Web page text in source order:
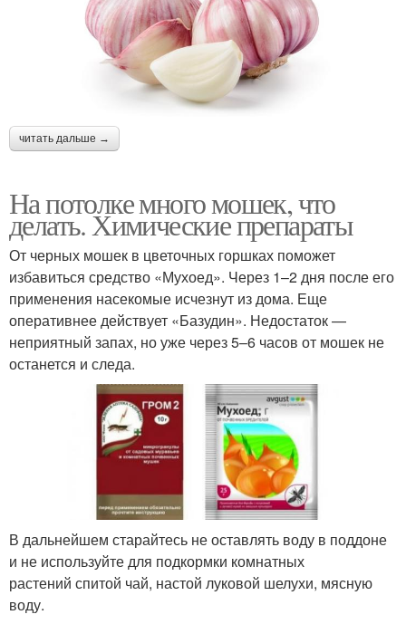
читать дальше →
На потолке много мошек, что
делать. Химические препараты
От черных мошек в цветочных горшках поможет
избавиться средство «Мухоед». Через 1–2 дня после его
применения насекомые исчезнут из дома. Еще
оперативнее действует «Базудин». Недостаток —
неприятный запах, но уже через 5–6 часов от мошек не
останется и следа.
В дальнейшем старайтесь не оставлять воду в поддоне
и не используйте для подкормки комнатных
растений спитой чай, настой луковой шелухи, мясную
воду.